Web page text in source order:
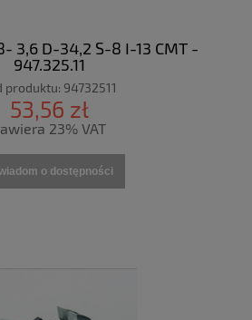
3,6 D-34,2 S-8 I-13 CMT -
947.325.11
produktu: 94732511
53,56 zł
23% VAT
o dostępności